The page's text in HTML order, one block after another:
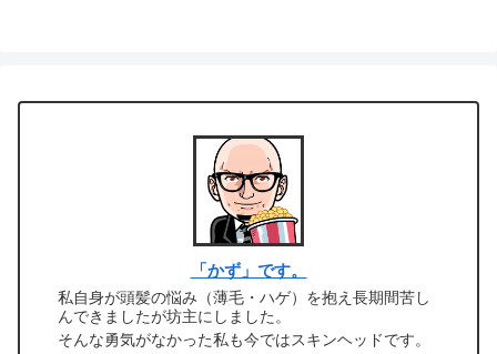
「かず」です。
私自身が頭髪の悩み（薄毛・ハゲ）を抱え長期間苦し
んできましたが坊主にしました。
そんな勇気がなかった私も今ではスキンヘッドです。